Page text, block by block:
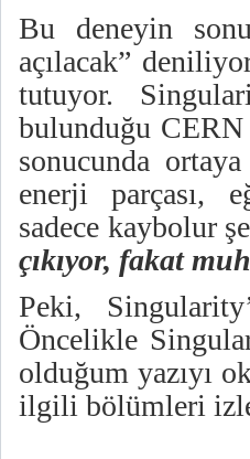
Bu deneyin
açılacak”
tutuyor.
bulunduğu
sonucunda
enerji parçası,
sadece kaybolur
çıkıyor, fakat
Peki,
Öncelikle
olduğum yazıyı
ilgili bölümleri